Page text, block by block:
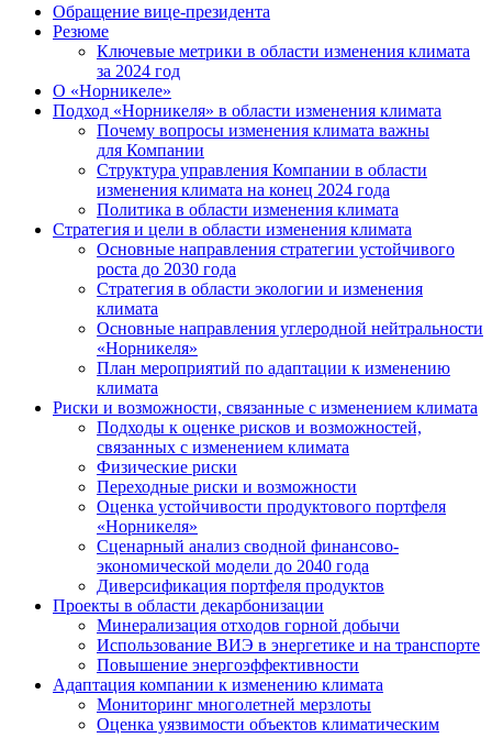
Обращение вице-президента
Резюме
Ключевые метрики в области изменения климата
за 2024 год
О «Норникеле»
Подход «Норникеля» в области изменения климата
Почему вопросы изменения климата важны
для Компании
Структура управления Компании в области
изменения климата на конец 2024 года
Политика в области изменения климата
Стратегия и цели в области изменения климата
Основные направления стратегии устойчивого
роста до 2030 года
Стратегия в области экологии и изменения
климата
Основные направления углеродной нейтральности
«Норникеля»
План мероприятий по адаптации к изменению
климата
Риски и возможности, связанные с изменением климата
Подходы к оценке рисков и возможностей,
связанных с изменением климата
Физические риски
Переходные риски и возможности
Оценка устойчивости продуктового портфеля
«Норникеля»
Сценарный анализ сводной финансово-
экономической модели до 2040 года
Диверсификация портфеля продуктов
Проекты в области декарбонизации
Минерализация отходов горной добычи
Использование ВИЭ в энергетике и на транспорте
Повышение энергоэффективности
Адаптация компании к изменению климата
Мониторинг многолетней мерзлоты
Оценка уязвимости объектов климатическим